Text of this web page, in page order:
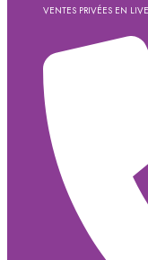
VENTES PRIVÉES EN